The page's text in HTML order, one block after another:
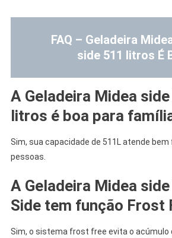
FAQ – Geladeira
side 511 litros É
A Geladeira Midea
litros é boa para
Sim, sua capacidade de 511L atende bem
pessoas.
A Geladeira Midea
Sidetem função Frost
Sim, o sistema frost free evita o acúmulo